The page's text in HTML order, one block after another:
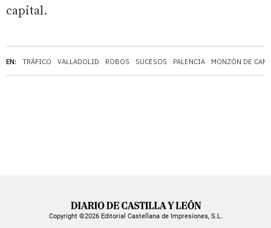
EN: TRÁFICO VALLADOLID ROBOS SUCESOS PALENCIA MONZÓN DE
capital.
Copyright ©2026 Editorial Castellana de Impresiones, S.L.